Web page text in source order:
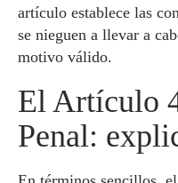
artículo establece las
se nieguen a llevar a
motivo válido.
El Artículo
Penal: